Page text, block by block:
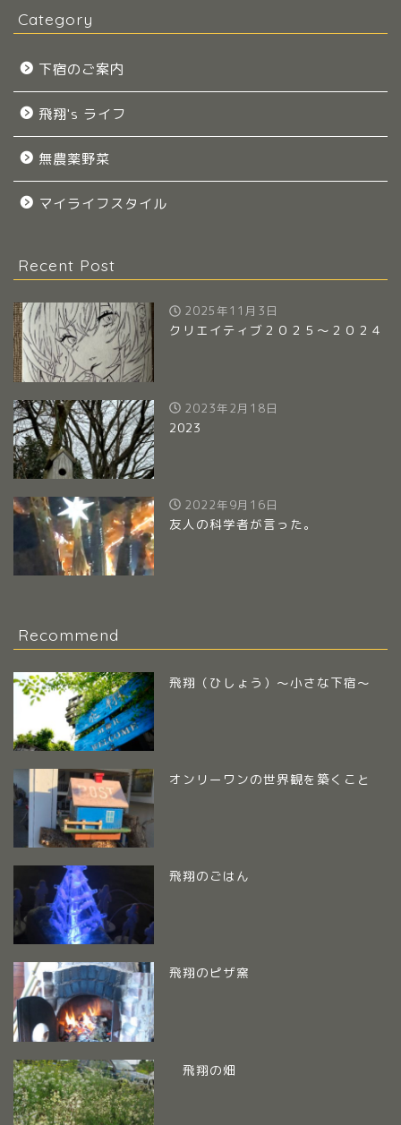
Category
下宿のご案内
飛翔's ライフ
無農薬野菜
マイライフスタイル
Recent Post
2025年11月3日
クリエイティブ２０２５～２０２４
2023年2月18日
2023
2022年9月16日
友人の科学者が言った。
Recommend
飛翔（ひしょう）～小さな下宿～
オンリーワンの世界観を築くこと
飛翔のごはん
飛翔のピザ窯
飛翔の畑